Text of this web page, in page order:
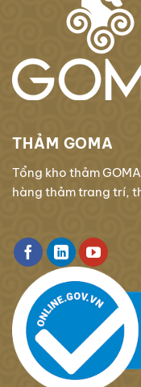
THẢM GOMA
Tổng kho thảm
hàng thảm trang trí,